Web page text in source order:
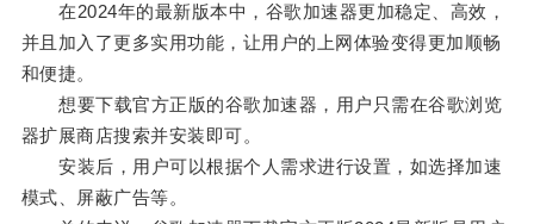
在2024年的最新版本中，谷歌加速器更加稳定、高效，
并且加入了更多实用功能，让用户的上网体验变得更加顺畅
和便捷。
想要下载官方正版的谷歌加速器，用户只需在谷歌浏览
器扩展商店搜索并安装即可。
安装后，用户可以根据个人需求进行设置，如选择加速
模式、屏蔽广告等。